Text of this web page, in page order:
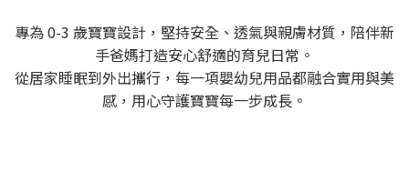
專為 0-3 歲寶寶設計，堅持安全、透氣與親膚材質，陪伴新
手爸媽打造安心舒適的育兒日常。
從居家睡眠到外出攜行，每一項嬰幼兒用品都融合實用與美
感，用心守護寶寶每一步成長。